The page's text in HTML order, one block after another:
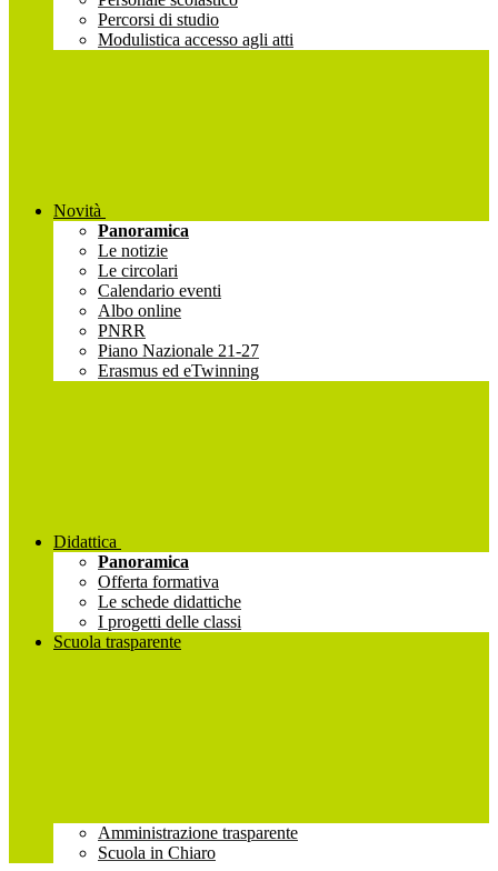
Percorsi di studio
Modulistica accesso agli atti
Novità
Panoramica
Le notizie
Le circolari
Calendario eventi
Albo online
PNRR
Piano Nazionale 21-27
Erasmus ed eTwinning
Didattica
Panoramica
Offerta formativa
Le schede didattiche
I progetti delle classi
Scuola trasparente
Amministrazione trasparente
Scuola in Chiaro